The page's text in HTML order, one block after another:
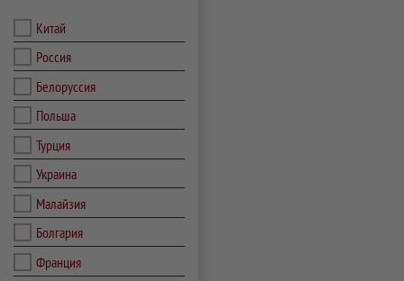
Китай
Россия
Белоруссия
Польша
Турция
Украина
Малайзия
Болгария
Франция